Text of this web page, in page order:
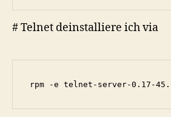
# Telnet deinstalliere ich via
rpm -e telnet-server-0.17-